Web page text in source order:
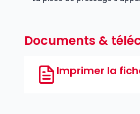
Documents &
Imprimer la